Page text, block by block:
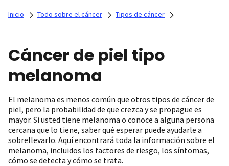
Inicio Todo sobre el cáncer Tipos de cáncer
Cáncer de piel tipo
melanoma
El melanoma es menos común que otros tipos de cáncer de
piel, pero la probabilidad de que crezca y se propague es
mayor. Si usted tiene melanoma o conoce a alguna persona
cercana que lo tiene, saber qué esperar puede ayudarle a
sobrellevarlo. Aquí encontrará toda la información sobre el
melanoma, incluidos los factores de riesgo, los síntomas,
cómo se detecta y cómo se trata.